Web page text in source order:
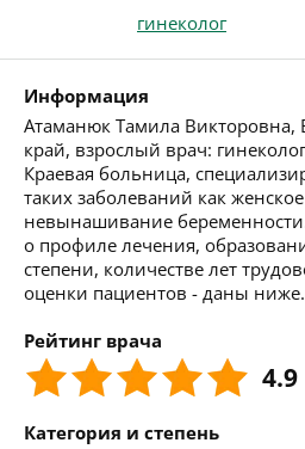
гинеколог
Информация
Атаманюк Тамила Викторовна,
край, взрослый врач:
Краевая больница,
таких заболеваний как
невынашивание
о профиле лечения,
степени, количестве лет
оценки пациентов - даны ниже.
Рейтинг врача
4.9
Категория и степень